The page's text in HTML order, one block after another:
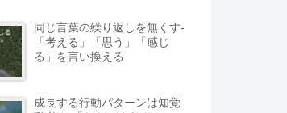
同じ言葉の繰り返しを無くす-
「考える」「思う」「感じ
る」を言い換える
成長する行動パターンは知覚